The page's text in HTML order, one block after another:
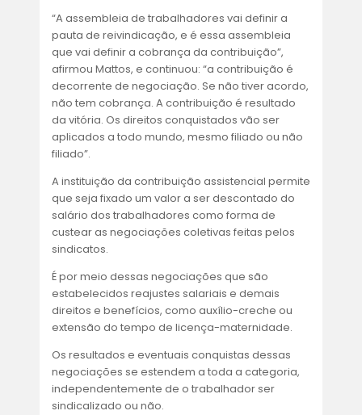
“A assembleia de trabalhadores vai definir a
pauta de reivindicação, e é essa assembleia
que vai definir a cobrança da contribuição”,
afirmou Mattos, e continuou: “a contribuição é
decorrente de negociação. Se não tiver acordo,
não tem cobrança. A contribuição é resultado
da vitória. Os direitos conquistados vão ser
aplicados a todo mundo, mesmo filiado ou não
filiado”.
A instituição da contribuição assistencial permite
que seja fixado um valor a ser descontado do
salário dos trabalhadores como forma de
custear as negociações coletivas feitas pelos
sindicatos.
É por meio dessas negociações que são
estabelecidos reajustes salariais e demais
direitos e benefícios, como auxílio-creche ou
extensão do tempo de licença-maternidade.
Os resultados e eventuais conquistas dessas
negociações se estendem a toda a categoria,
independentemente de o trabalhador ser
sindicalizado ou não.